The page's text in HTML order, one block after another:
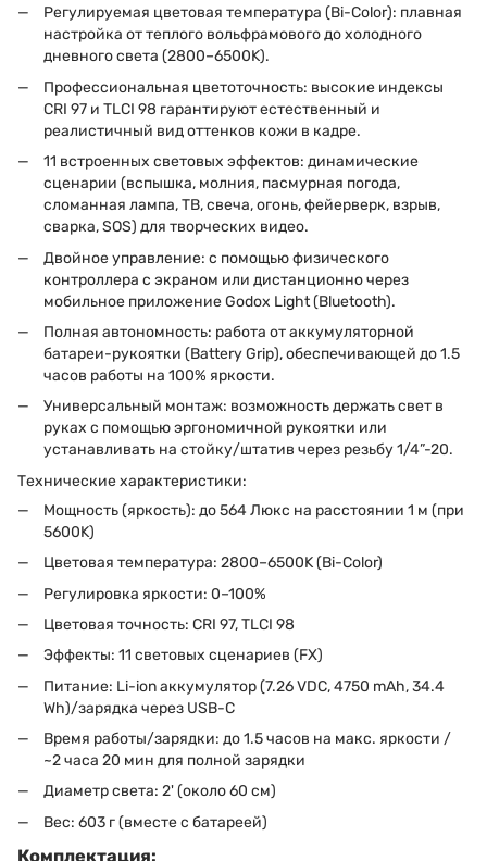
Регулируемая цветовая температура (Bi-Color): плавная
настройка от теплого вольфрамового до холодного
дневного света (2800–6500K).
Профессиональная цветоточность: высокие индексы
CRI 97 и TLCI 98 гарантируют естественный и
реалистичный вид оттенков кожи в кадре.
11 встроенных световых эффектов: динамические
сценарии (вспышка, молния, пасмурная погода,
сломанная лампа, ТВ, свеча, огонь, фейерверк, взрыв,
сварка, SOS) для творческих видео.
Двойное управление: с помощью физического
контроллера с экраном или дистанционно через
мобильное приложение Godox Light (Bluetooth).
Полная автономность: работа от аккумуляторной
батареи-рукоятки (Battery Grip), обеспечивающей до 1.5
часов работы на 100% яркости.
Универсальный монтаж: возможность держать свет в
руках с помощью эргономичной рукоятки или
устанавливать на стойку/штатив через резьбу 1/4”-20.
Технические характеристики:
Мощность (яркость): до 564 Люкс на расстоянии 1 м (при
5600K)
Цветовая температура: 2800–6500K (Bi-Color)
Регулировка яркости: 0–100%
Цветовая точность: CRI 97, TLCI 98
Эффекты: 11 световых сценариев (FX)
Питание: Li-ion аккумулятор (7.26 VDC, 4750 mAh, 34.4
Wh)/зарядка через USB-C
Время работы/зарядки: до 1.5 часов на макс. яркости /
~2 часа 20 мин для полной зарядки
Диаметр света: 2' (около 60 см)
Вес: 603 г (вместе с батареей)
Комплектация: